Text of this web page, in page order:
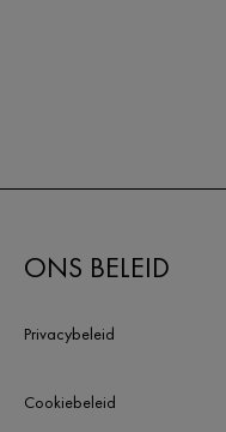
ONS BELEID
Privacybeleid
Cookiebeleid